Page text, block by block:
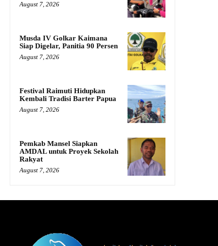
August 7, 2026
Musda IV Golkar Kaimana
Siap Digelar, Panitia 90 Persen
August 7, 2026
Festival Raimuti Hidupkan
Kembali Tradisi Barter Papua
August 7, 2026
Pemkab Mansel Siapkan
AMDAL untuk Proyek Sekolah
Rakyat
August 7, 2026